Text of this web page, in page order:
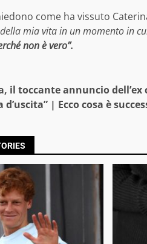
come ha vissuto
mia vita in un momento in
non è vero”.
il toccante annuncio dell’ex
d’uscita” | Ecco cosa è